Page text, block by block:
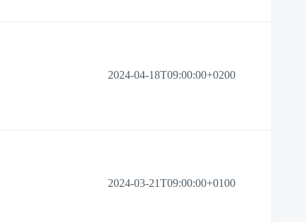
2024-04-18T09:00:00+0200
2024-03-21T09:00:00+0100